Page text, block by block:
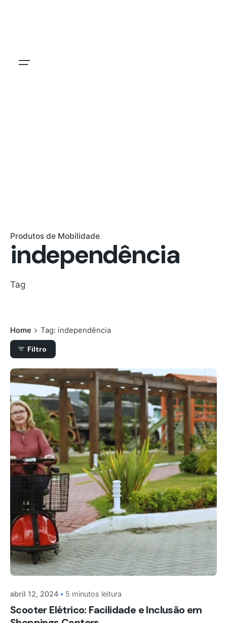
Produtos de Mobilidade
independência
Tag
Home Tag: independência
Filtro
abril 12, 2024 5 minutos leitura
Scooter Elétrico: Facilidade e Inclusão em